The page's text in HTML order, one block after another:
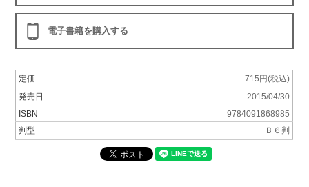
電子書籍を購入する
定価
715円(税込)
発売日
2015/04/30
ISBN
9784091868985
判型
Ｂ６判